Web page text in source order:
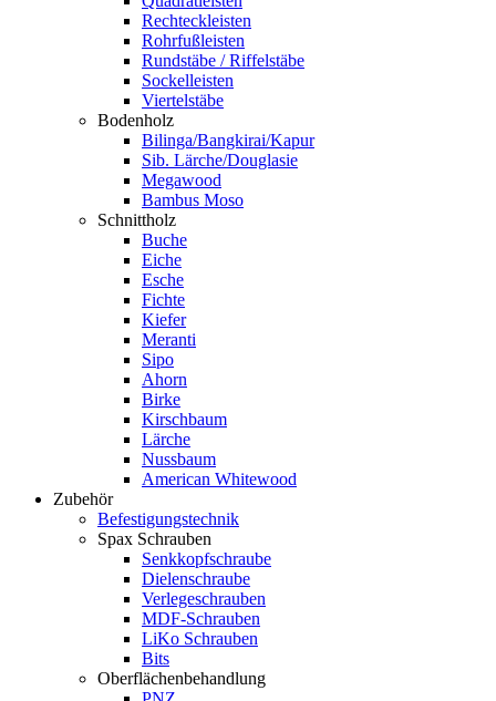
Rechteckleisten
Rohrfußleisten
Rundstäbe / Riffelstäbe
Sockelleisten
Viertelstäbe
Bodenholz
Bilinga/Bangkirai/Kapur
Sib. Lärche/Douglasie
Megawood
Bambus Moso
Schnittholz
Buche
Eiche
Esche
Fichte
Kiefer
Meranti
Sipo
Ahorn
Birke
Kirschbaum
Lärche
Nussbaum
American Whitewood
Zubehör
Befestigungstechnik
Spax Schrauben
Senkkopfschraube
Dielenschraube
Verlegeschrauben
MDF-Schrauben
LiKo Schrauben
Bits
Oberflächenbehandlung